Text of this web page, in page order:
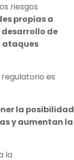
riesgos
propias a
de
ataques
es
la posibilidad
y aumentan la
la